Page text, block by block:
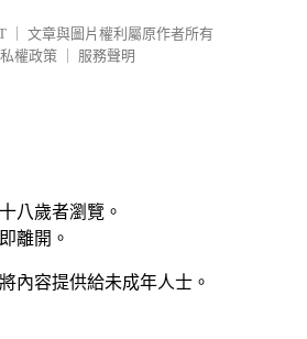
文章與圖片權利屬原作者所有
權政策
服務聲明
八歲者瀏覽。
離開。
內容提供給未成年人士。